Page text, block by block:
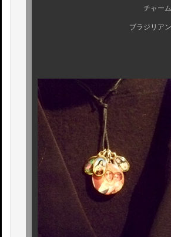
チャームばかりを贅
ブラジリアンに